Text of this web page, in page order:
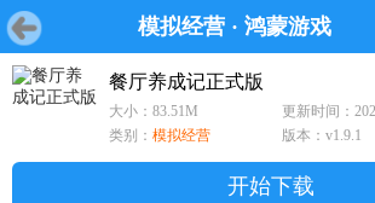
模拟经营 · 鸿蒙游戏
首页 游戏 软件
首页 游戏 软件 鸿蒙
游戏
鸿蒙
软件
专题
餐厅养成记正式版
大小：83.51M
更新时间：
类别： 模拟经营 版本：v1.9.1
开始下载